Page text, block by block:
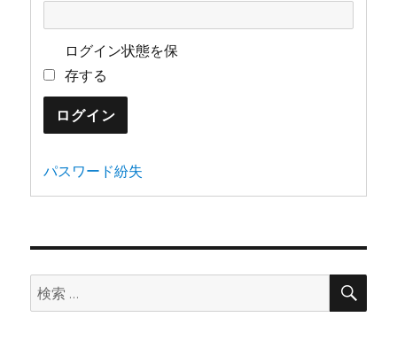
ログイン状態を保
存する
ログイン
パスワード紛失
検
索:
検